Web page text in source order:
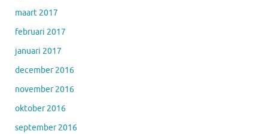
maart 2017
februari 2017
januari 2017
december 2016
november 2016
oktober 2016
september 2016